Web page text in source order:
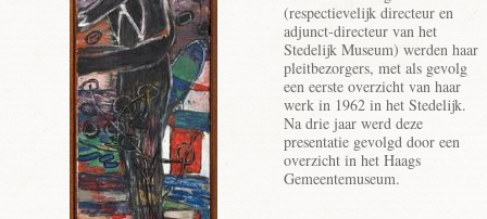
(respectievelijk directeur en
adjunct-directeur van het
Stedelijk Museum) werden haar
pleitbezorgers, met als gevolg
een eerste overzicht van haar
werk in 1962 in het Stedelijk.
Na drie jaar werd deze
presentatie gevolgd door een
overzicht in het Haags
Gemeentemuseum.